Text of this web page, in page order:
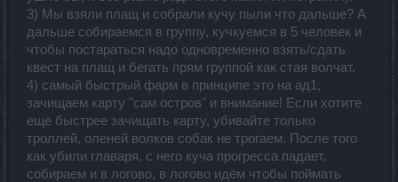
3) Мы взяли плащ и собрали кучу пыли что дальше? А
дальше собираемся в группу, кучкуемся в 5 человек и
чтобы постараться надо одновременно взять/сдать
квест на плащ и бегать прям группой как стая волчат.
4) самый быстрый фарм в принципе это на ад1,
зачищаем карту "сам остров" и внимание! Если хотите
еще быстрее зачищать карту, убивайте только
троллей, оленей волков собак не трогаем. После того
как убили главаря, с него куча прогресса падает,
собираем и в логово, в логово идём чтобы поймать